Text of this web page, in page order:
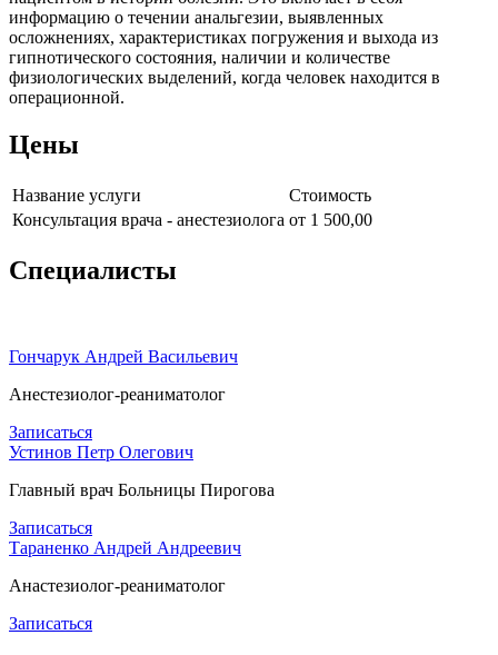
информацию о течении анальгезии, выявленных
осложнениях, характеристиках погружения и выхода из
гипнотического состояния, наличии и количестве
физиологических выделений, когда человек находится в
операционной.
Цены
Название услуги
Стоимость
Консультация врача - анестезиолога от 1 500,00
Специалисты
Гончарук Андрей Васильевич
Анестезиолог-реаниматолог
Записаться
Устинов Петр Олегович
Главный врач Больницы Пирогова
Записаться
Тараненко Андрей Андреевич
Анастезиолог-реаниматолог
Записаться